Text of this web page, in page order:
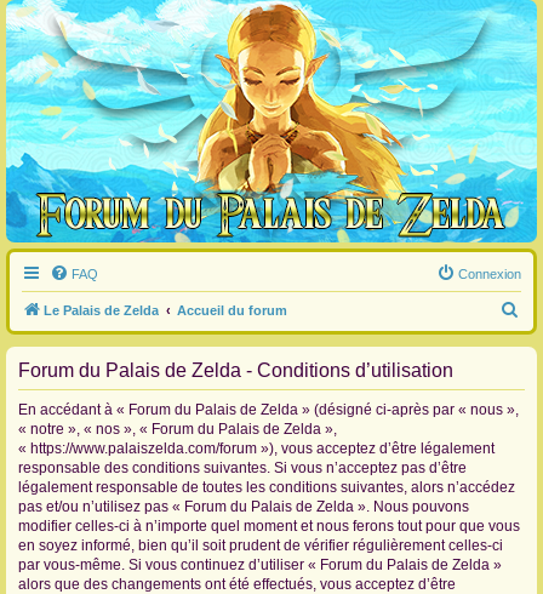
FAQ Connexion
Le Palais de Zelda Accueil du forum
e
Forum du Palais de Zelda - Conditions d’utilisation
En accédant à « Forum du Palais de Zelda » (désigné ci-après par « nous »,
« notre », « nos », « Forum du Palais de Zelda »,
« https://www.palaiszelda.com/forum »), vous acceptez d’être légalement
responsable des conditions suivantes. Si vous n’acceptez pas d’être
légalement responsable de toutes les conditions suivantes, alors n’accédez
pas et/ou n’utilisez pas « Forum du Palais de Zelda ». Nous pouvons
modifier celles-ci à n’importe quel moment et nous ferons tout pour que vous
en soyez informé, bien qu’il soit prudent de vérifier régulièrement celles-ci
par vous-même. Si vous continuez d’utiliser « Forum du Palais de Zelda »
alors que des changements ont été effectués, vous acceptez d’être